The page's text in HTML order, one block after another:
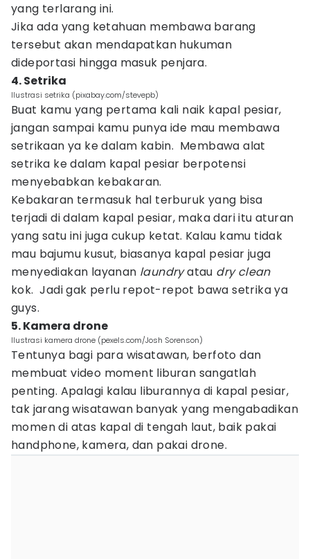
yang terlarang ini.
Jika ada yang ketahuan membawa barang
tersebut akan mendapatkan hukuman
dideportasi hingga masuk penjara.
4. Setrika
Ilustrasi setrika (pixabay.com/stevepb)
Buat kamu yang pertama kali naik kapal pesiar,
jangan sampai kamu punya ide mau membawa
setrikaan ya ke dalam kabin. Membawa alat
setrika ke dalam kapal pesiar berpotensi
menyebabkan kebakaran.
Kebakaran termasuk hal terburuk yang bisa
terjadi di dalam kapal pesiar, maka dari itu aturan
yang satu ini juga cukup ketat. Kalau kamu tidak
mau bajumu kusut, biasanya kapal pesiar juga
menyediakan layanan laundryatau dry clean
kok. Jadi gak perlu repot-repot bawa setrika ya
guys.
5. Kamera drone
Ilustrasi kamera drone (pexels.com/Josh Sorenson)
Tentunya bagi para wisatawan, berfoto dan
membuat video moment liburan sangatlah
penting. Apalagi kalau liburannya di kapal pesiar,
tak jarang wisatawan banyak yang mengabadikan
momen di atas kapal di tengah laut, baik pakai
handphone, kamera, dan pakai drone.